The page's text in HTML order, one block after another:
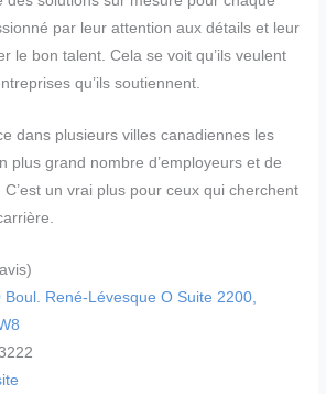
par leur attention aux détails et leur
le bon talent. Cela se voit qu’ils veulent
qu’ils soutiennent.
dans plusieurs villes canadiennes les
plus grand nombre d’employeurs et de
C’est un vrai plus pour ceux qui cherchent
Boul. René-Lévesque O Suite 2200,